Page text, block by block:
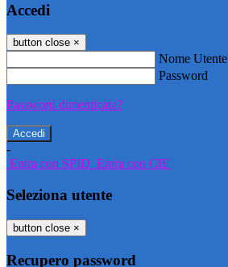
Accedi
button close ×
Nome Utente
Password
Password dimenticata?
-
Entra con SPID Entra con CIE
Seleziona utente
button close ×
Recupero password